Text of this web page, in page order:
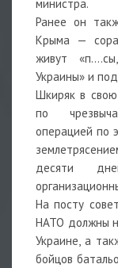
министра.
Ранее он
Крыма —
живут
Украины» и
Шкиряк в свою
по
операцией по
десяти
На посту
НАТО должны
Украине, а
бойцов